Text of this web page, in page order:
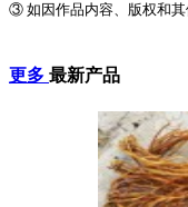
③ 如因作品内容、版权和其
更多 最新产品